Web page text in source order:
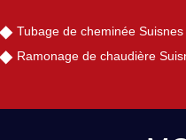
Tubage de cheminée Suisnes
Ramonage de chaudière